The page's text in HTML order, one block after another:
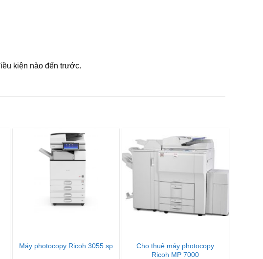
kiện nào đến trước.
Máy photocopy Ricoh 3055 sp
Cho thuê máy photocopy
Ricoh MP 7000